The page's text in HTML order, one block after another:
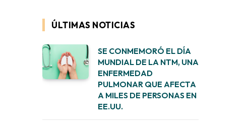
ÚLTIMAS NOTICIAS
SE CONMEMORÓ EL DÍA
MUNDIAL DE LA NTM, UNA
ENFERMEDAD
PULMONAR QUE AFECTA
A MILES DE PERSONAS EN
EE.UU.